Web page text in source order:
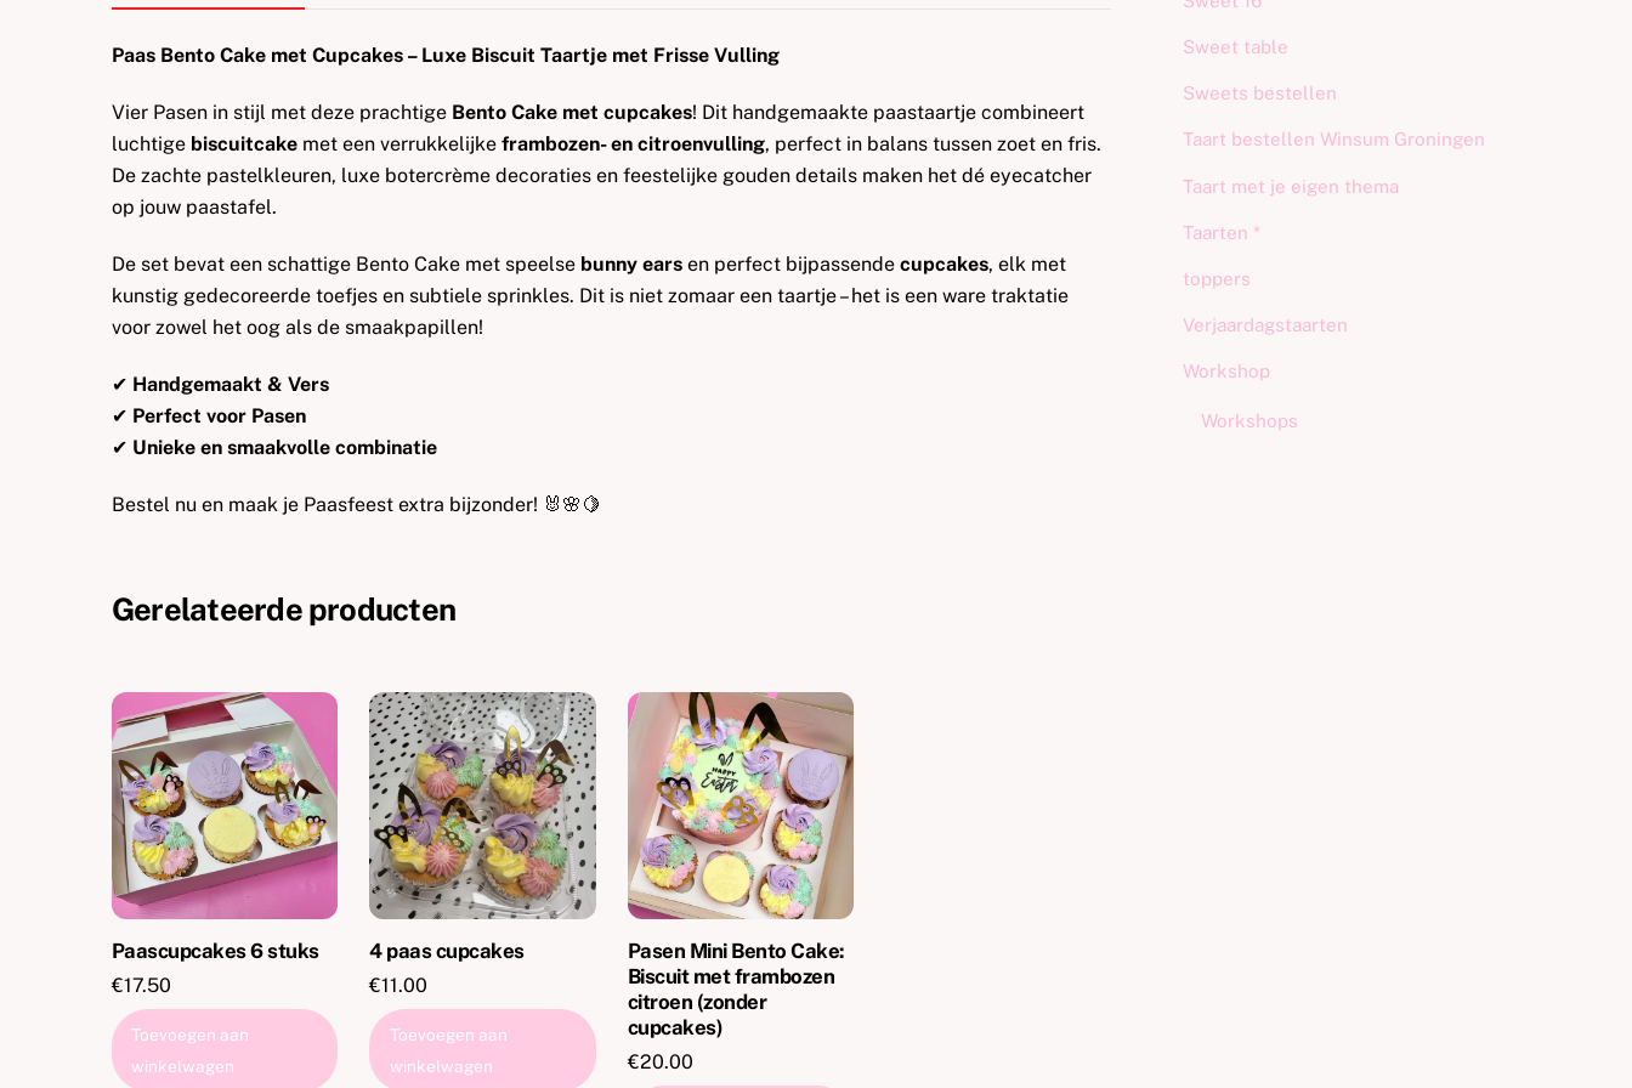
Paas Bento Cake met Cupcakes – Luxe Biscuit Taartje met Frisse Vulling
Vier Pasen in stijl met deze prachtige Bento Cake met cupcakes! Dit handgemaakte paastaartje combineert
luchtige biscuitcake met een verrukkelijke frambozen- en citroenvulling, perfect in balans tussen zoet en fris.
De zachte pastelkleuren, luxe botercrème decoraties en feestelijke gouden details maken het dé eyecatcher
op jouw paastafel.
De set bevat een schattige Bento Cake met speelse bunny ears en perfect bijpassende cupcakes, elk met
kunstig gedecoreerde toefjes en subtiele sprinkles. Dit is niet zomaar een taartje – het is een ware traktatie
voor zowel het oog als de smaakpapillen!
✔ Handgemaakt & Vers
✔ Perfect voor Pasen
✔ Unieke en smaakvolle combinatie
Bestel nu en maak je Paasfeest extra bijzonder! 🐰🌸🍋
Gerelateerde producten
Paascupcakes 6 stuks
€17.50
Toevoegen aan
winkelwagen
4 paas cupcakes
€11.00
Toevoegen aan
winkelwagen
Pasen Mini Bento Cake:
Biscuit met frambozen
citroen (zonder
cupcakes)
€20.00
Sweet table
Sweets bestellen
Taart bestellen Winsum Groningen
Taart met je eigen thema
Taarten *
toppers
Verjaardagstaarten
Workshop
Workshops